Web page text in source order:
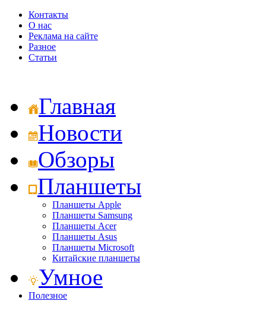
Контакты
О нас
Реклама на сайте
Разное
Статьи
Главная
Новости
Обзоры
Планшеты
Планшеты Apple
Планшеты Samsung
Планшеты Acer
Планшеты Asus
Планшеты Microsoft
Китайские планшеты
Умное
Полезное